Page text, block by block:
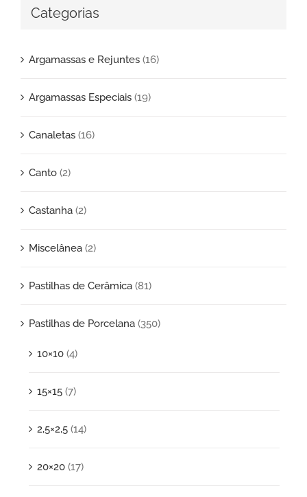
Categorias
Argamassas e Rejuntes (16)
Argamassas Especiais (19)
Canaletas (16)
Canto (2)
Castanha (2)
Miscelânea (2)
Pastilhas de Cerâmica (81)
Pastilhas de Porcelana (350)
10×10 (4)
15×15 (7)
2,5×2,5 (14)
20×20 (17)